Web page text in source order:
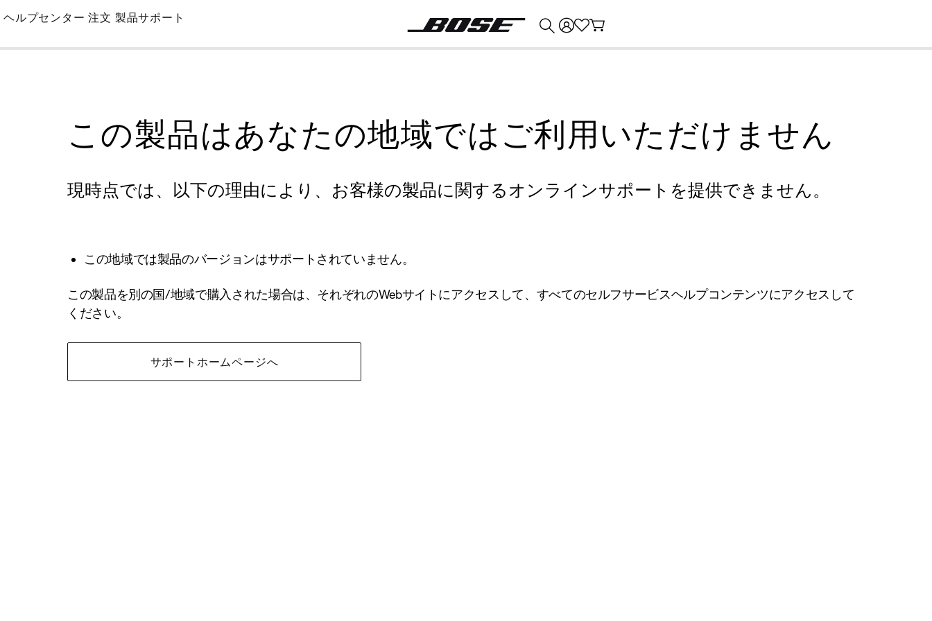
Skip
Main
ヘルプセンター 注文 製品サポート
この製品はあなたの地域ではご利用いただけません
現時点では、以下の理由により、お客様の製品に関するオンラインサポートを提供できません。
この地域では製品のバージョンはサポートされていません。
この製品を別の国/地域で購入された場合は、それぞれのWebサイトにアクセスして、すべてのセルフサービスヘルプコンテンツにアクセスして
ください。
サポートホームページへ